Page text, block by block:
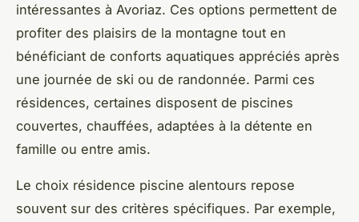
intéressantes à Avoriaz. Ces options permettent de
profiter des plaisirs de la montagne tout en
bénéficiant de conforts aquatiques appréciés après
une journée de ski ou de randonnée. Parmi ces
résidences, certaines disposent de piscines
couvertes, chauffées, adaptées à la détente en
famille ou entre amis.
Le choix résidence piscine alentours repose
souvent sur des critères spécifiques. Par exemple,